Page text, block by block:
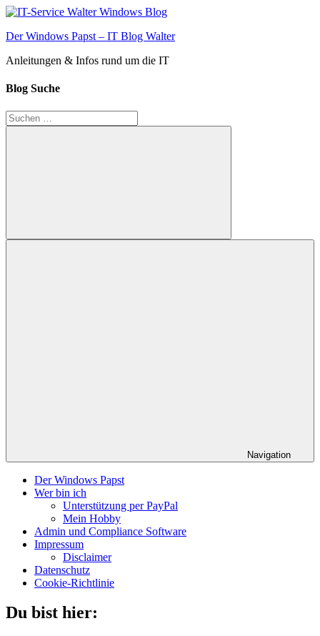
Zum
springen
Der Windows Papst – IT Blog Walter
Anleitungen & Infos rund um die IT
Blog Suche
Suchen
nach:
Suchen
Navigation
Der Windows Papst
Wer bin ich
Unterstützung per PayPal
Mein Hobby
Admin und Compliance Software
Impressum
Disclaimer
Datenschutz
Cookie-Richtlinie
Du bist hier: